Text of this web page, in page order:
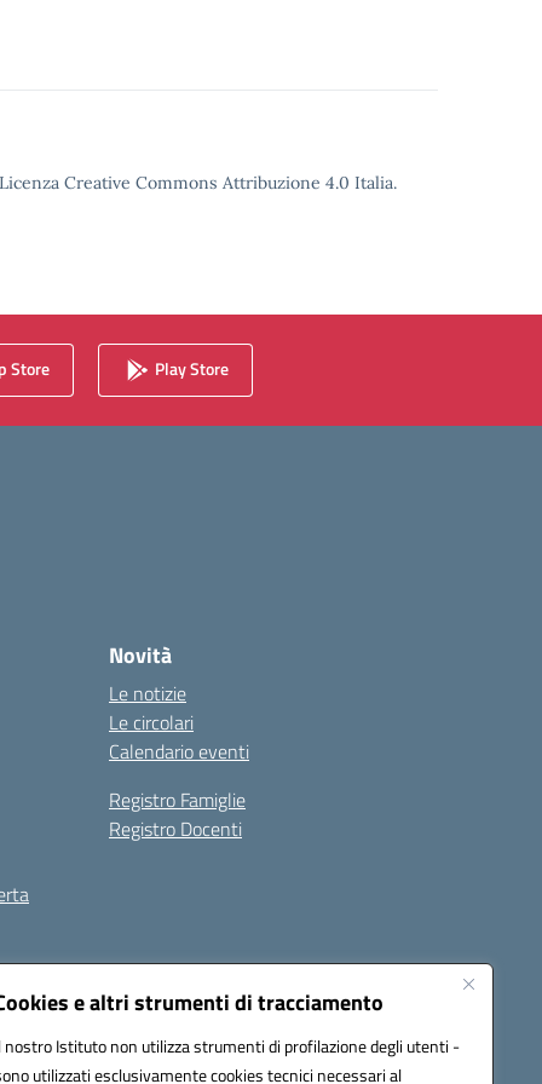
e altri strumenti di tracciamento
nostro Istituto non utilizza strumenti di profilazione degli utenti -
utilizzati esclusivamente cookies tecnici necessari al
Creative Commons Attribuzione 4.0 Italia.
Store Play Store
Novità
Le notizie
Le circolari
Calendario eventi
Registro Famiglie
Registro Docenti
Note legali